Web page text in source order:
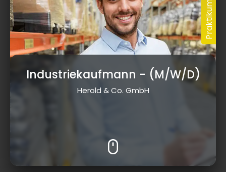
Industriekaufmann - (M/W/D)
Herold & Co. GmbH